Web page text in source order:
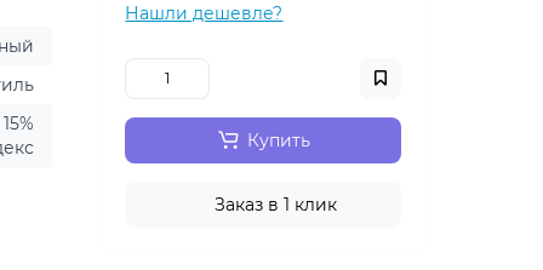
Нашли дешевле?
Купить
Заказ в 1 клик